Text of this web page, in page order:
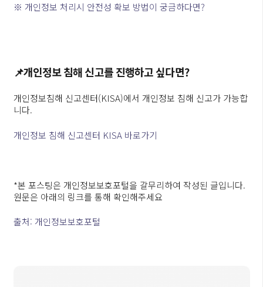
※ 개인정보 처리시 안전성 확보 방법이 궁금하다면?
📌개인정보침해신고를 진행하고싶다면?
개인정보침해 신고센터(KISA)에서 개인정보 침해 신고가 가능합
니다.
개인정보 침해 신고센터 KISA 바로가기
*본 포스팅은 개인정보보호포털을 갈무리하여 작성된 글입니다.
원문은 아래의 링크를 통해 확인해주세요
출처: 개인정보보호포털